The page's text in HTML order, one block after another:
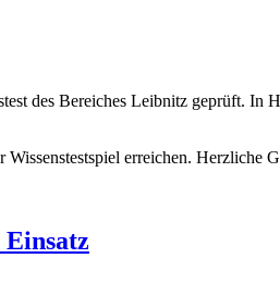
des Bereiches Leibnitz geprüft. In
erreichen. Herzliche